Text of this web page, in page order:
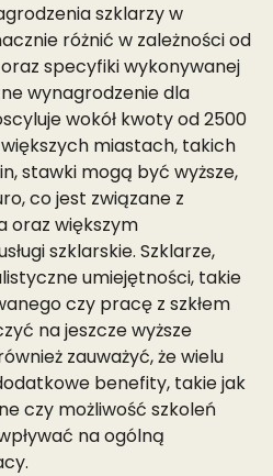
szklarzy w
różnić w zależności od
specyfiki wykonywanej
wynagrodzenie dla
wokół kwoty od 2500
miastach, takich
stawki mogą być wyższe,
co jest związane z
oraz większym
szklarskie. Szklarze,
umiejętności, takie
czy pracę z szkłem
na jeszcze wyższe
zauważyć, że wielu
benefity, takie jak
czy możliwość szkoleń
na ogólną